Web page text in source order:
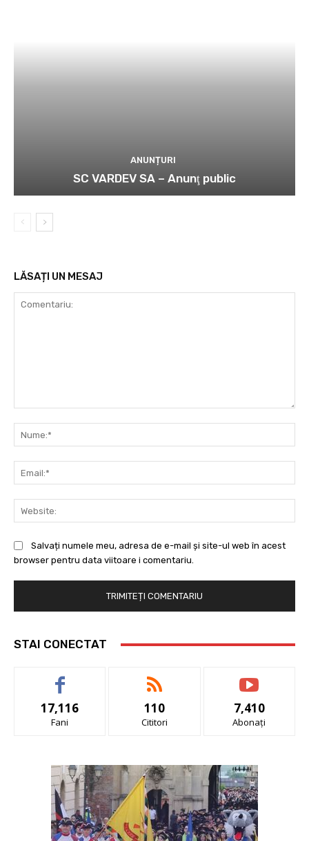
ANUNȚURI
SC VARDEV SA – Anunţ public
LĂSAȚI UN MESAJ
Salvați numele meu, adresa de e-mail și site-ul web în acest
browser pentru data viitoare i comentariu.
STAI CONECTAT
17,116
Fani
110
Cititori
7,410
Abonați